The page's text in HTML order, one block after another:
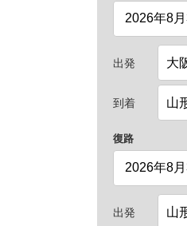
出発
到着
復路
出発